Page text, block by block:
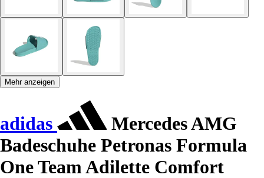
Mehr anzeigen
adidas
Mercedes AMG
Badeschuhe Petronas Formula
One Team Adilette Comfort